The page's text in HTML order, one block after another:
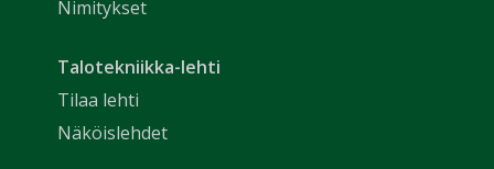
Nimitykset
Talotekniikka-lehti
Tilaa lehti
Näköislehdet